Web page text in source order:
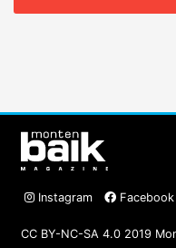
Instagram Facebook
CC BY-NC-SA 4.0 2019